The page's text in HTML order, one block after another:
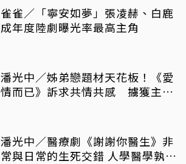
雀雀／「寧安如夢」張凌赫、白鹿
成年度陸劇曝光率最高主角
潘光中／姊弟戀題材天花板！《愛
情而已》訴求共情共感 擄獲主力
潘光中／醫療劇《謝謝你醫生》非
常與日常的生死交錯 人學醫學孰輕